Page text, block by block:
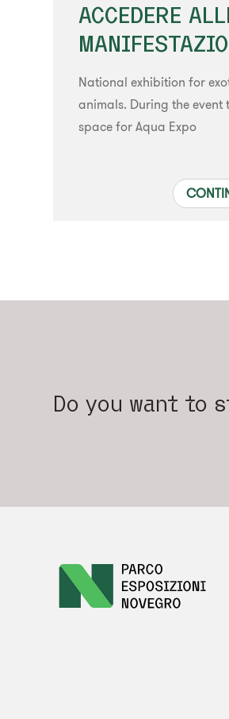
ACCEDERE
National exhibition for
animals. During the event
space for Aqua Expo
Do you want to